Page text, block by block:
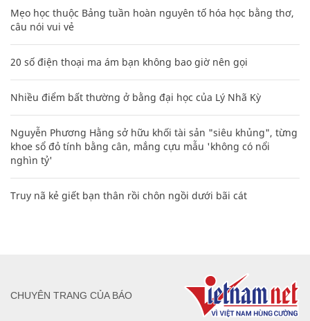
Mẹo học thuộc Bảng tuần hoàn nguyên tố hóa học bằng thơ,
câu nói vui vẻ
20 số điện thoại ma ám bạn không bao giờ nên gọi
Nhiều điểm bất thường ở bằng đại học của Lý Nhã Kỳ
Nguyễn Phương Hằng sở hữu khối tài sản "siêu khủng", từng
khoe sổ đỏ tính bằng cân, mắng cựu mẫu 'không có nổi
nghìn tỷ'
Truy nã kẻ giết bạn thân rồi chôn ngồi dưới bãi cát
CHUYÊN TRANG CỦA BÁO